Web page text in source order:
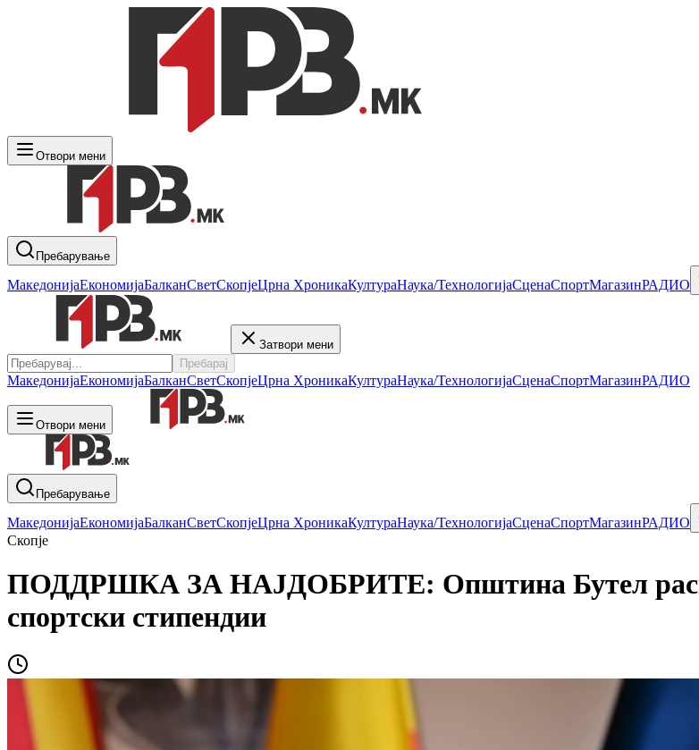
Отвори мени
Пребарување
МакедонијаЕкономијаБалканСветСкопјеЦрна ХроникаКултураНаука/ТехнологијаСценаСпортМагазинРАДИО
Затвори мени
Пребарај
МакедонијаЕкономијаБалканСветСкопјеЦрна ХроникаКултураНаука/ТехнологијаСценаСпортМагазинРАДИО
Отвори мени
Пребарување
МакедонијаЕкономијаБалканСветСкопјеЦрна ХроникаКултураНаука/ТехнологијаСценаСпортМагазинРАДИО
Скопје
ПОДДРШКА ЗА НАЈДОБРИТЕ: Општина Бутел
спортски стипендии